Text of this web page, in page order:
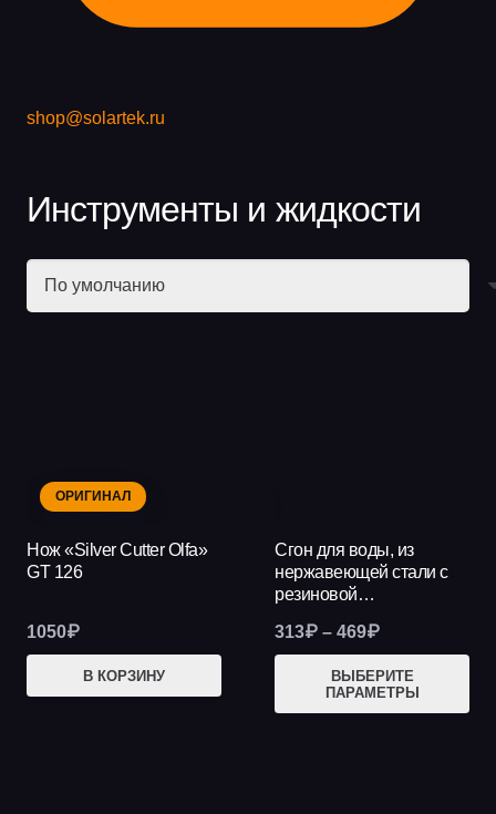
shop@solartek.ru
Инструменты и жидкости
ОРИГИНАЛ
Нож «Silver Cutter Olfa»
GT 126
1050₽
В КОРЗИНУ
Сгон для воды, из
нержавеющей стали с
резиновой…
313₽ – 469₽Диапазон
313₽
ВЫБЕРИТЕ
ПАРАМЕТРЫ